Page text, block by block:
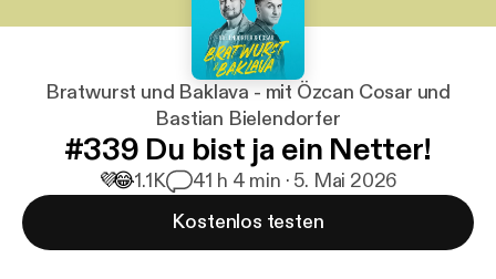
Bratwurst und Baklava - mit Özcan Cosar und
Bastian Bielendorfer
#339 Du bist ja ein Netter!
💜😂1.1K 41 h 4 min · 5. Mai 2026
Kostenlos testen